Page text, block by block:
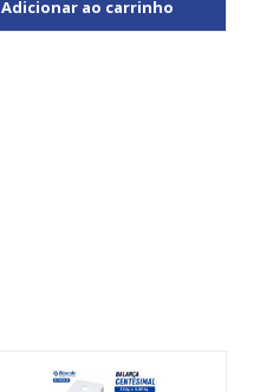
Adicionar ao carrinho